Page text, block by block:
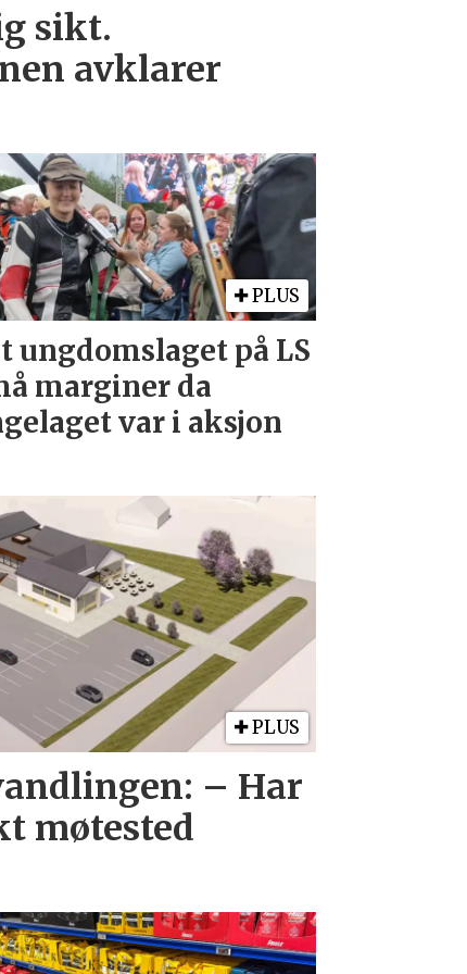
sikt.
avklarer
PLUS
ungdomslaget på LS
marginer da
var i aksjon
PLUS
– Har
møtested